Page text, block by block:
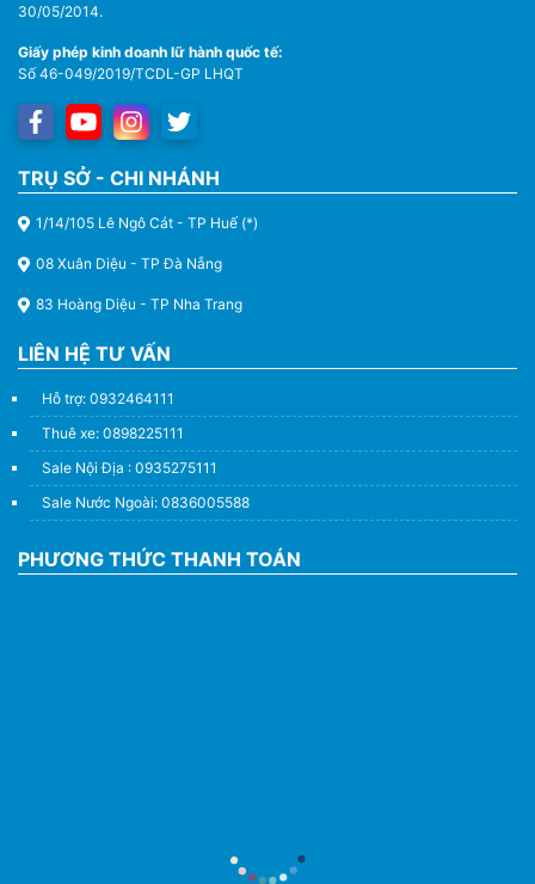
30/05/2014.
Giấy phép kinh doanh lữ hành quốc tế:
Số 46-049/2019/TCDL-GP LHQT
TRỤ SỞ - CHI NHÁNH
1/14/105 Lê Ngô Cát - TP Huế (*)
08 Xuân Diệu - TP Đà Nẵng
83 Hoàng Diệu - TP Nha Trang
LIÊN HỆ TƯ VẤN
Hỗ trợ: 0932464111
Thuê xe: 0898225111
Sale Nội Địa : 0935275111
Sale Nước Ngoài: 0836005588
PHƯƠNG THỨC THANH TOÁN